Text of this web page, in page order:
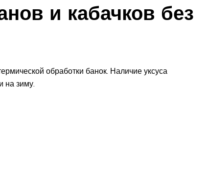
и кабачков без
обработки банок. Наличие уксуса
на зиму.